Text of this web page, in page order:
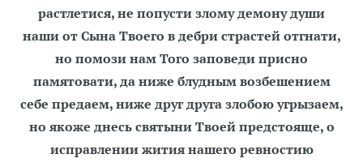
растлетися, не попусти злому демону души
наши от Сына Твоего в дебри страстей отгнати,
но помози нам Того заповеди присно
памятовати, да ниже блудным возбешением
себе предаем, ниже друг друга злобою угрызаем,
но якоже днесь святыни Твоей предстояще, о
исправлении жития нашего ревностию